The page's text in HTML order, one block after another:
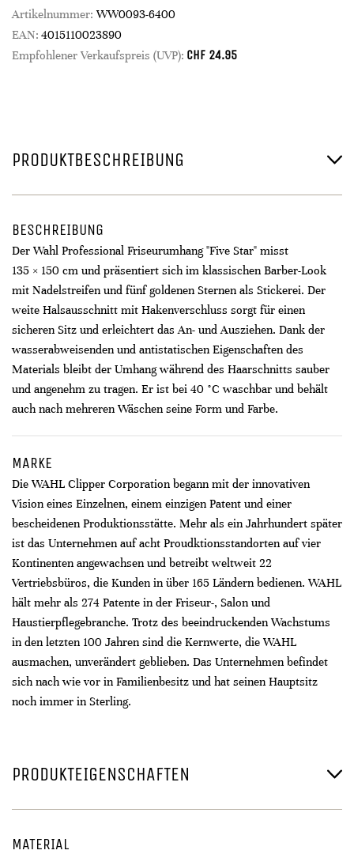
Artikelnummer: WW0093-6400
EAN: 4015110023890
Empfohlener Verkaufspreis (UVP): CHF 24.95
PRODUKTBESCHREIBUNG
BESCHREIBUNG
Der Wahl Professional Friseurumhang "Five Star" misst
135 × 150 cm und präsentiert sich im klassischen Barber-Look
mit Nadelstreifen und fünf goldenen Sternen als Stickerei. Der
weite Halsausschnitt mit Hakenverschluss sorgt für einen
sicheren Sitz und erleichtert das An- und Ausziehen. Dank der
wasserabweisenden und antistatischen Eigenschaften des
Materials bleibt der Umhang während des Haarschnitts sauber
und angenehm zu tragen. Er ist bei 40 °C waschbar und behält
auch nach mehreren Wäschen seine Form und Farbe.
MARKE
Die WAHL Clipper Corporation begann mit der innovativen
Vision eines Einzelnen, einem einzigen Patent und einer
bescheidenen Produktionsstätte. Mehr als ein Jahrhundert später
ist das Unternehmen auf acht Proudktionsstandorten auf vier
Kontinenten angewachsen und betreibt weltweit 22
Vertriebsbüros, die Kunden in über 165 Ländern bedienen. WAHL
hält mehr als 274 Patente in der Friseur-, Salon und
Haustierpflegebranche. Trotz des beeindruckenden Wachstums
in den letzten 100 Jahren sind die Kernwerte, die WAHL
ausmachen, unverändert geblieben. Das Unternehmen befindet
sich nach wie vor in Familienbesitz und hat seinen Hauptsitz
noch immer in Sterling.
PRODUKTEIGENSCHAFTEN
MATERIAL